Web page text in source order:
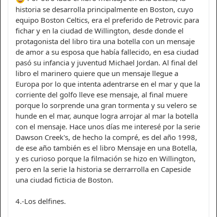
historia se desarrolla principalmente en Boston, cuyo
equipo Boston Celtics, era el preferido de Petrovic para
fichar y en la ciudad de Willington, desde donde el
protagonista del libro tira una botella con un mensaje
de amor a su esposa que había fallecido, en esa ciudad
pasó su infancia y juventud Michael Jordan. Al final del
libro el marinero quiere que un mensaje llegue a
Europa por lo que intenta adentrarse en el mar y que la
corriente del golfo lleve ese mensaje, al final muere
porque lo sorprende una gran tormenta y su velero se
hunde en el mar, aunque logra arrojar al mar la botella
con el mensaje. Hace unos días me interesé por la serie
Dawson Creek's, de hecho la compré, es del año 1998,
de ese año también es el libro Mensaje en una Botella,
y es curioso porque la filmación se hizo en Willington,
pero en la serie la historia se derrarrolla en Capeside
una ciudad ficticia de Boston.
4.-Los delfines.